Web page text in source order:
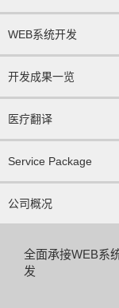
WEB系统开发
开发成果一览
医疗翻译
Service Package
公司概况
全面承接WEB系
发